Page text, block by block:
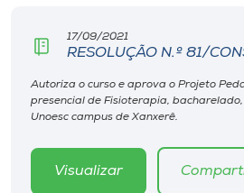
Editora
Rádio
17/09/2021
RESOLUÇÃO N.º 81/
Autoriza o curso e aprova o Projeto
presencial de Fisioterapia,
Unoesc campus de Xanxerê.
Visualizar